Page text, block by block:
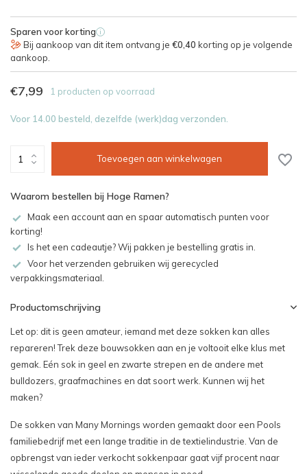
Sparen voor korting i
Bij aankoop van dit item ontvang je €0,40 korting op je volgende
aankoop.
€7,99 1 producten op voorraad
Voor 14.00 besteld, dezelfde (werk)dag verzonden.
Toevoegen aan winkelwagen
Waarom bestellen bij Hoge Ramen?
Maak een account aan en spaar automatisch punten voor
korting!
Is het een cadeautje? Wij pakken je bestelling gratis in.
Voor het verzenden gebruiken wij gerecycled
verpakkingsmateriaal.
Productomschrijving
Let op: dit is geen amateur, iemand met deze sokken kan alles
repareren! Trek deze bouwsokken aan en je voltooit elke klus met
gemak. Eén sok in geel en zwarte strepen en de andere met
bulldozers, graafmachines en dat soort werk. Kunnen wij het
maken?
De sokken van Many Mornings worden gemaakt door een Pools
familiebedrijf met een lange traditie in de textielindustrie. Van de
opbrengst van ieder verkocht sokkenpaar gaat vijf procent naar